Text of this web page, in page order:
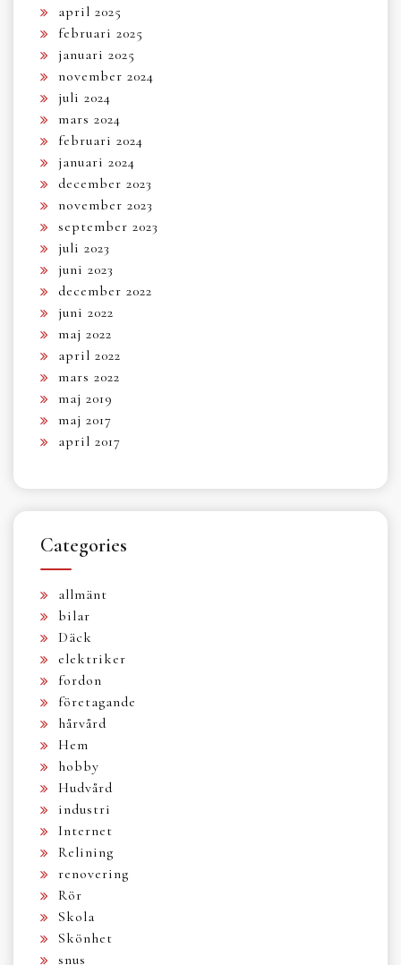
april 2025
februari 2025
januari 2025
november 2024
juli 2024
mars 2024
februari 2024
januari 2024
december 2023
november 2023
september 2023
juli 2023
juni 2023
december 2022
juni 2022
maj 2022
april 2022
mars 2022
maj 2019
maj 2017
april 2017
Categories
allmänt
bilar
Däck
elektriker
fordon
företagande
hårvård
Hem
hobby
Hudvård
industri
Internet
Relining
renovering
Rör
Skola
Skönhet
snus